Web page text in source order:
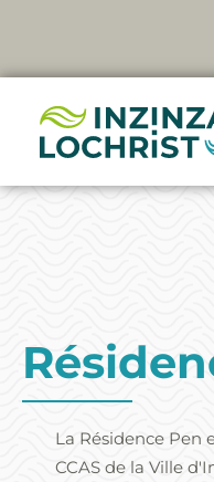
contenu
La Résidence Pen
CCAS de la Ville